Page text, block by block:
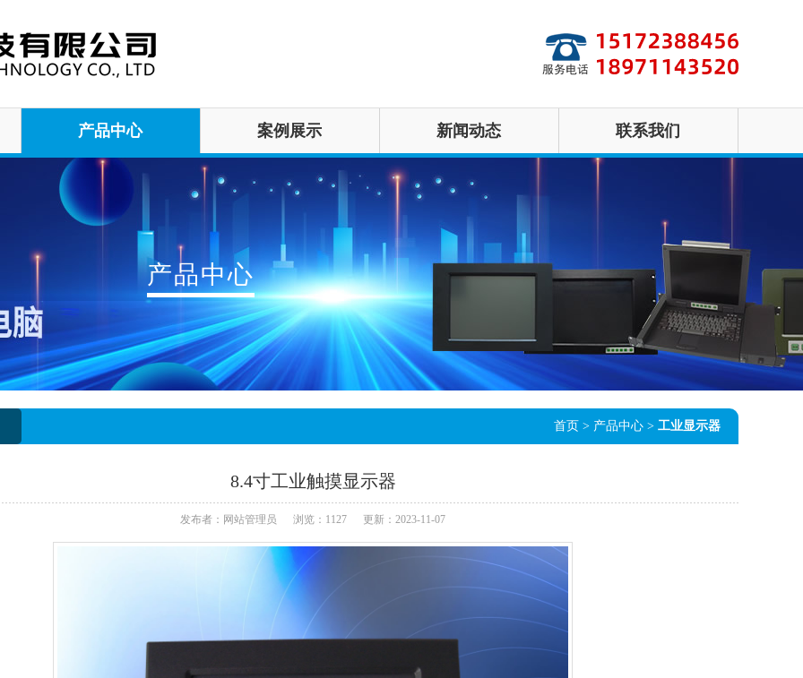
产品中心 案例展示 新闻动态 联系我们
产品中心
首页 > 产品中心 > 工业显示器
8.4寸工业触摸显示器
发布者：网站管理员 浏览：1127 更新：2023-11-07